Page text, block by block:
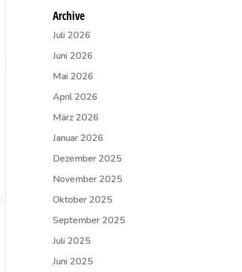
Archive
Juli 2026
Juni 2026
Mai 2026
April 2026
März 2026
Januar 2026
Dezember 2025
November 2025
Oktober 2025
September 2025
Juli 2025
Juni 2025